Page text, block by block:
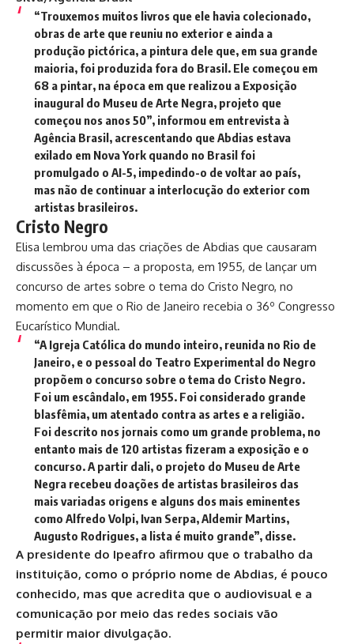
“Trouxemos muitos livros que ele havia colecionado,
obras de arte que reuniu no exterior e ainda a
produção pictórica, a pintura dele que, em sua grande
maioria, foi produzida fora do Brasil. Ele começou em
68 a pintar, na época em que realizou a Exposição
inaugural do Museu de Arte Negra, projeto que
começou nos anos 50”, informou em entrevista à
Agência Brasil , acrescentando que Abdias estava
exilado em Nova York quando no Brasil foi
promulgado o AI-5, impedindo-o de voltar ao país,
mas não de continuar a interlocução do exterior com
artistas brasileiros.
Cristo Negro
Elisa lembrou uma das criações de Abdias que causaram
discussões à época – a proposta, em 1955, de lançar um
concurso de artes sobre o tema do Cristo Negro, no
momento em que o Rio de Janeiro recebia o 36º Congresso
Eucarístico Mundial.
“A Igreja Católica do mundo inteiro, reunida no Rio de
Janeiro, e o pessoal do Teatro Experimental do Negro
propõem o concurso sobre o tema do Cristo Negro.
Foi um escândalo, em 1955. Foi considerado grande
blasfêmia, um atentado contra as artes e a religião.
Foi descrito nos jornais como um grande problema, no
entanto mais de 120 artistas fizeram a exposição e o
concurso. A partir dali, o projeto do Museu de Arte
Negra recebeu doações de artistas brasileiros das
mais variadas origens e alguns dos mais eminentes
como Alfredo Volpi, Ivan Serpa, Aldemir Martins,
Augusto Rodrigues, a lista é muito grande”, disse.
A presidente do Ipeafro afirmou que o trabalho da
instituição, como o próprio nome de Abdias, é pouco
conhecido, mas que acredita que o audiovisual e a
comunicação por meio das redes sociais vão
permitir maior divulgação.